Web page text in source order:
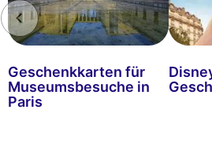
Geschenkkarten für
Museumsbesuche in
Paris